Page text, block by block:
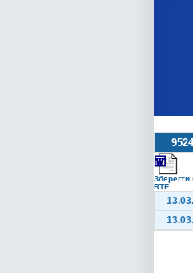
9524
Зберегти
RTF